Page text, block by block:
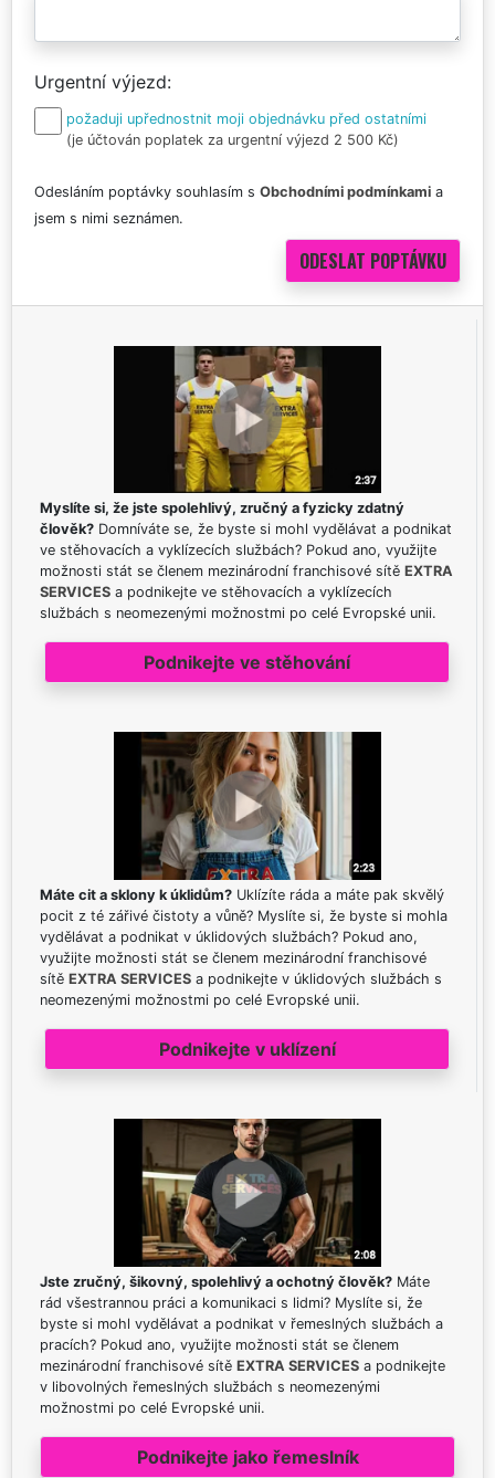
Urgentní výjezd
požaduji upřednostnit moji objednávku před ostatními
(je účtován poplatek za urgentní výjezd 2 500 Kč)
Odesláním poptávky souhlasím s Obchodními podmínkami a
jsem s nimi seznámen.
Myslíte si, že jste spolehlivý, zručný a fyzicky zdatný
člověk? Domníváte se, že byste si mohl vydělávat a podnikat
ve stěhovacích a vyklízecích službách? Pokud ano, využijte
možnosti stát se členem mezinárodní franchisové sítě EXTRA
SERVICES a podnikejte ve stěhovacích a vyklízecích
službách s neomezenými možnostmi po celé Evropské unii.
Podnikejte ve stěhování
Máte cit a sklony k úklidům? Uklízíte ráda a máte pak skvělý
pocit z té zářivé čistoty a vůně? Myslíte si, že byste si mohla
vydělávat a podnikat v úklidových službách? Pokud ano,
využijte možnosti stát se členem mezinárodní franchisové
sítě EXTRA SERVICES a podnikejte v úklidových službách s
neomezenými možnostmi po celé Evropské unii.
Podnikejte v uklízení
Jste zručný, šikovný, spolehlivý a ochotný člověk? Máte
rád všestrannou práci a komunikaci s lidmi? Myslíte si, že
byste si mohl vydělávat a podnikat v řemeslných službách a
pracích? Pokud ano, využijte možnosti stát se členem
mezinárodní franchisové sítě EXTRA SERVICES a podnikejte
v libovolných řemeslných službách s neomezenými
možnostmi po celé Evropské unii.
Podnikejte jako řemeslník